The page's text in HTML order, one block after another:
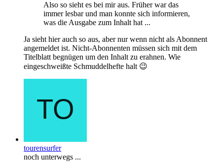
Also so sieht es bei mir aus. Früher war das
immer lesbar und man konnte sich informieren,
was die Ausgabe zum Inhalt hat ...
Ja sieht hier auch so aus, aber nur wenn nicht als Abonnent
angemeldet ist. Nicht-Abonnenten müssen sich mit dem
Titelblatt begnügen um den Inhalt zu erahnen. Wie
eingeschweißte Schmuddelhefte halt 😉
tourensurfer
noch unterwegs ...